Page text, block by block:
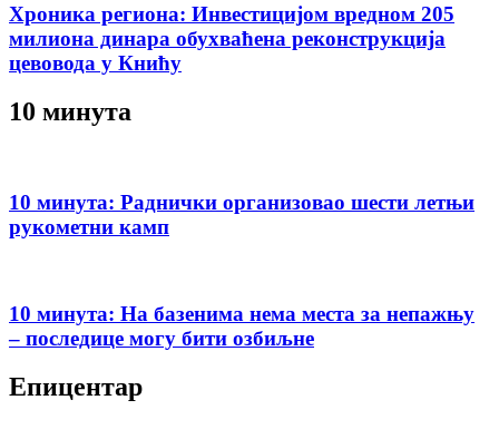
Хроника региона: Инвестицијом вредном 205
милиона динара обухваћена реконструкција
цевовода у Книћу
10 минута
10 минута: Раднички организовао шести летњи
рукометни камп
10 минута: На базенима нема места за непажњу
– последице могу бити озбиљне
Епицентар